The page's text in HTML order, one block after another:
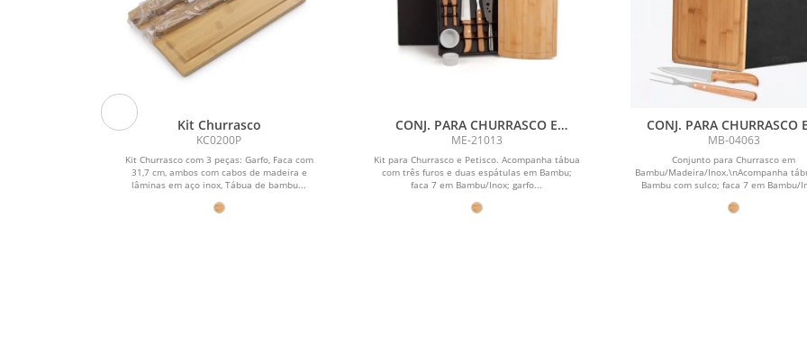
Kit Churrasco
KC0200P
Kit Churrasco com 3 peças: Garfo, Faca com
31,7 cm, ambos com cabos de madeira e
lâminas em aço inox, Tábua de bambu...
CONJ. PARA CHURRASCO E
PETISCO EM BAMBU / MADEIRA /
INOX - 2 EM 1
ME-21013
Kit para Churrasco e Petisco. Acompanha tábua
com três furos e duas espátulas em Bambu;
faca 7 em Bambu/Inox; garfo...
CONJ. PARA CHURRASCO
BAMBU / MADEIRA /INOX
3 PÇS
MB-04063
Conjunto para Churrasco em
Bambu/Madeira/Inox.\nAcompanha
Bambu com sulco; faca 7 em Bambu/